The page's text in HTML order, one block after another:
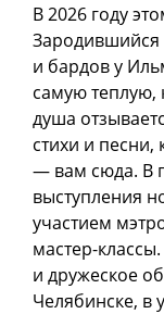
В 2026 году
Зародившийся
и бардов у
самую теплую,
душа
стихи и песни,
— вам сюда. В
выступления
участием
мастер-
и дружеское
Челябинске, в